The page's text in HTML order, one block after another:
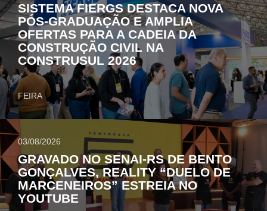
SISTEMA FIERGS DESTACA NOVA
PÓS-GRADUAÇÃO E AMPLIA
OFERTAS PARA A CADEIA DA
CONSTRUÇÃO CIVIL NA
CONSTRUSUL 2026
FEIRA
03/08/2026
GRAVADO NO SENAI-RS DE BENTO
GONÇALVES, REALITY “DUELO DE
MARCENEIROS” ESTREIA NO
YOUTUBE